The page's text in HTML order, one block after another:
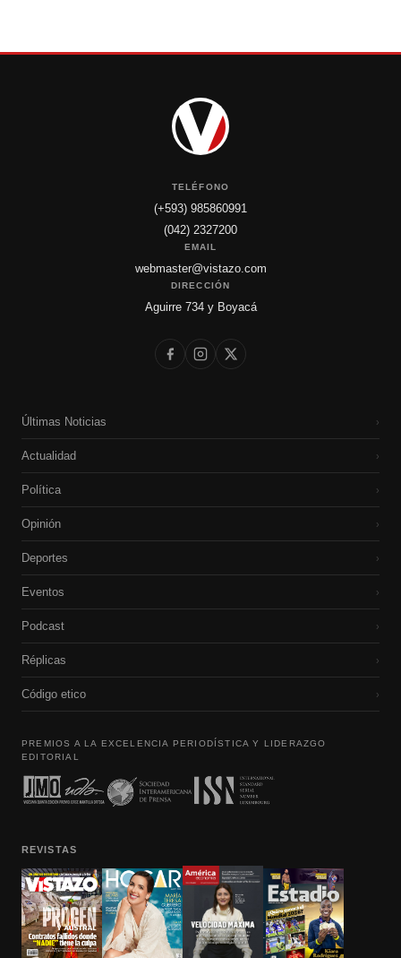
TELÉFONO
(+593) 985860991
(042) 2327200
EMAIL
webmaster@vistazo.com
DIRECCIÓN
Aguirre 734 y Boyacá
Últimas Noticias ›
Actualidad ›
Política ›
Opinión ›
Deportes ›
Eventos ›
Podcast ›
Réplicas ›
Código etico ›
PREMIOS A LA EXCELENCIA PERIODÍSTICA Y LIDERAZGO
EDITORIAL
REVISTAS